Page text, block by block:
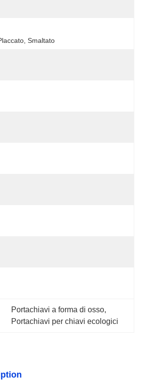
Smaltato
Portachiavi a forma di osso,
Portachiavi per chiavi ecologici